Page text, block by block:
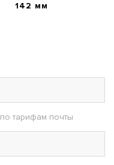
142 мм
по тарифам почты